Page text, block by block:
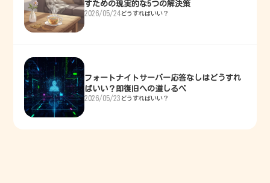
すための現実的な5つの解決策
2026/05/24どうすればいい？
フォートナイトサーバー応答なしはどうすれ
ばいい？即復旧への道しるべ
2026/05/23 どうすればいい？